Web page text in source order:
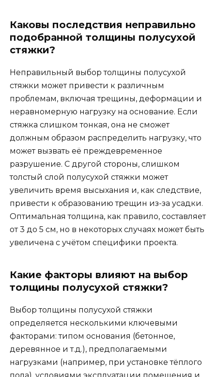
Каковы последствия неправильно
подобранной толщины полусухой
стяжки?
Неправильный выбор толщины полусухой
стяжки может привести к различным
проблемам, включая трещины, деформации и
неравномерную нагрузку на основание. Если
стяжка слишком тонкая, она не сможет
должным образом распределить нагрузку, что
может вызвать её преждевременное
разрушение. С другой стороны, слишком
толстый слой полусухой стяжки может
увеличить время высыхания и, как следствие,
привести к образованию трещин из-за усадки.
Оптимальная толщина, как правило, составляет
от 3 до 5 см, но в некоторых случаях может быть
увеличена с учётом специфики проекта.
Какие факторы влияют на выбор
толщины полусухой стяжки?
Выбор толщины полусухой стяжки
определяется несколькими ключевыми
факторами: типом основания (бетонное,
деревянное и т.д.), предполагаемыми
нагрузками (например, при установке тёплого